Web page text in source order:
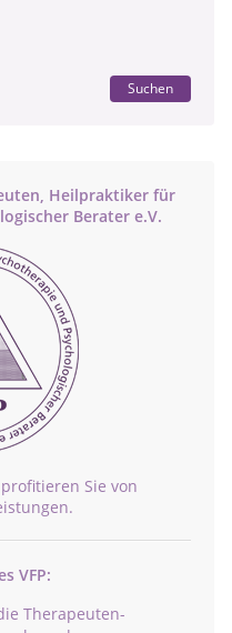
Suchen
Heilpraktiker für
Berater e.V.
Sie von
VFP:
Therapeuten-